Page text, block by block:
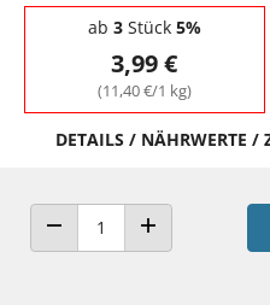
Staffelpreise - Mengenrabatt
ab 3Stück 5%
3,99 €
(11,40 €/1 kg)
DETAILS / NÄHRWERTE /
ANZAHL VERRINGERNANZAHL ERHÖHEN